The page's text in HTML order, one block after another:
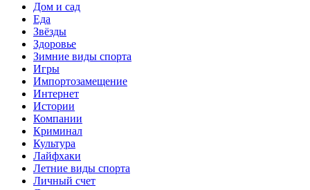
Дом и сад
Еда
Звёзды
Здоровье
Зимние виды спорта
Игры
Импортозамещение
Интернет
Истории
Компании
Криминал
Культура
Лайфхаки
Летние виды спорта
Личный счет